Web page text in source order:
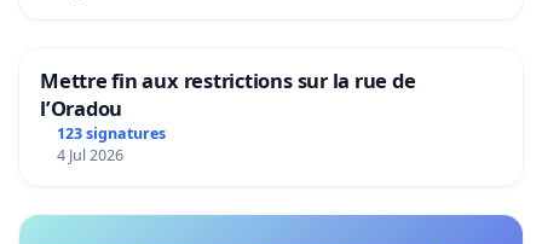
Mettre fin aux restrictions sur la rue de
l’Oradou
123 signatures
4 Jul 2026